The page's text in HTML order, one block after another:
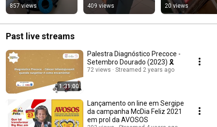
nos encontros.
Confira mais um! 💖
857 views
#boasfestas
409 views 20 views
Past live streams
1:31:00
Palestra Diagnóstico Precoce -
Setembro Dourado (2023) 🎗
72 views Streamed 2 years ago
Lançamento on line em Sergipe
da campanha McDia Feliz 2021
em prol da AVOSOS